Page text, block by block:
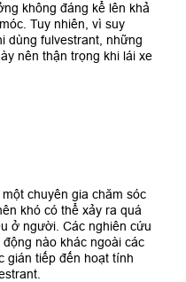
không đáng kể lên khả
Tuy nhiên, vì suy
dùng fulvestrant, những
nên thận trọng khi lái xe
chuyên gia chăm sóc
khó có thể xảy ra quá
ở người. Các nghiên cứu
nào khác ngoài các
gián tiếp đến hoạt tính